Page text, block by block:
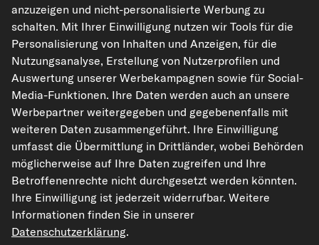
kfzteile24.de carpardoo.nl
carpardoo.fr
carpardoo.dk
Die hier dargestellten Daten, insbesondere die gesamte Datenbank, dürfen
nicht vervielfältigt werden. Die Vervielfältigung und Verbreitung der Daten und
der Datenbank ohne vorherige Einwilligung von TecAlliance und/oder die
Einbeziehung Dritter in solche Aktivitäten ist streng verboten. Jegliche
unautorisierte Nutzung von Inhalten stellt eine Verletzung des Urheberrechts
dar und kann rechtliche Schritte nach sich ziehen.
anzuzeigen und nicht-personalisierte Werbung zu
schalten. Mit Ihrer Einwilligung nutzen wir Tools für die
Personalisierung von Inhalten und Anzeigen, für die
Nutzungsanalyse, Erstellung von Nutzerprofilen und
Auswertung unserer Werbekampagnen sowie für Social-
Media-Funktionen. Ihre Daten werden auch an unsere
Werbepartner weitergegeben und gegebenenfalls mit
weiteren Daten zusammengeführt. Ihre Einwilligung
umfasst die Übermittlung in Drittländer, wobei Behörden
möglicherweise auf Ihre Daten zugreifen und Ihre
Betroffenenrechte nicht durchgesetzt werden könnten.
Ihre Einwilligung ist jederzeit widerrufbar. Weitere
Informationen finden Sie in unserer
Datenschutzerklärung.